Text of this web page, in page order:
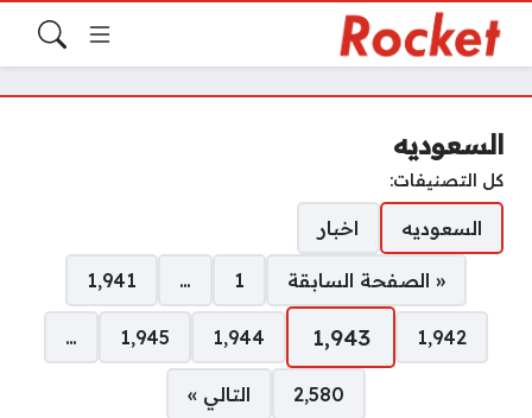
السعوديه
كل التصنيفات:
اخبار
السعوديه
« الصفحة السابقة 1
… 1٬941
1٬942 1٬943 1٬944 1٬945 …
2٬580 التالي »